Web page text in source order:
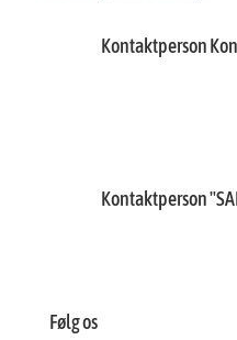
Kontaktperson
Kontaktperson
Følg os